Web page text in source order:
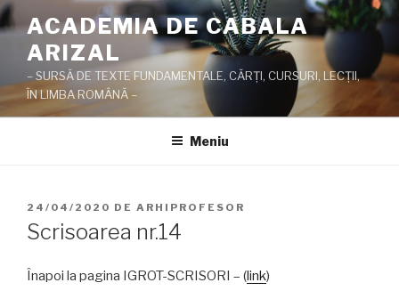
Sari
la
conținut
ACADEMIA DE CABALA
ARIZAL
– SURSĂ DE TEXTE FUNDAMENTALE, CĂRŢI, CURSURI, LECŢII,
ÎN LIMBA ROMÂNĂ –
Meniu
PUBLICAT
PE
24/04/2020 DE ARHIPROFESOR
Scrisoarea nr.14
Înapoi la pagina IGROT-SCRISORI – (link)